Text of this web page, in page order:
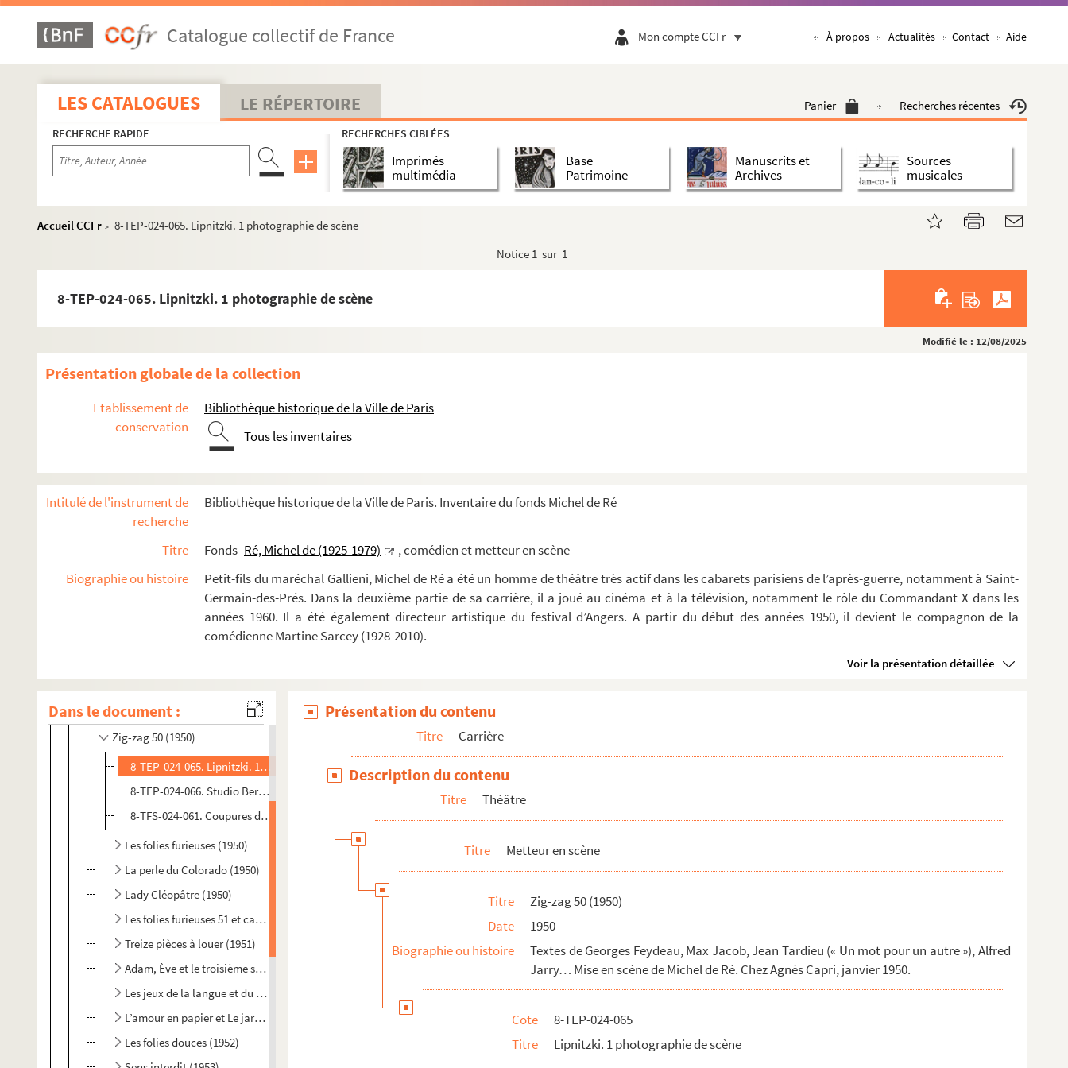
Catalogue collectif de France Mon compte CCFr À propos Actualités Contact Aide
LES CATALOGUES LE RÉPERTOIRE Panier Recherches récentes
RECHERCHE RAPIDE RECHERCHES CIBLÉES
Imprimés
multimédia
Base
Patrimoine
Manuscrits et
Archives
Sources
musicales
Accueil CCFr > 8-TEP-024-065. Lipnitzki. 1 photographie de scène
Notice 1 sur 1
8-TEP-024-065. Lipnitzki. 1 photographie de scène
Modifié le : 12/08/2025
Présentation globale de la collection
Etablissement de
conservation
Bibliothèque historique de la Ville de Paris
Tous les inventaires
Intitulé de l'instrument de
recherche
Bibliothèque historique de la Ville de Paris. Inventaire du fonds Michel de Ré
Titre Fonds Ré, Michel de (1925-1979)
, comédien et metteur en scène
Biographie ou histoire
Petit-fils du maréchal Gallieni, Michel de Ré a été un homme de théâtre très actif dans les cabarets parisiens de l’après-guerre, notamment à Saint-
Germain-des-Prés. Dans la deuxième partie de sa carrière, il a joué au cinéma et à la télévision, notamment le rôle du Commandant X dans les
années 1960. Il a été également directeur artistique du festival d’Angers. A partir du début des années 1950, il devient le compagnon de la
comédienne Martine Sarcey (1928-2010).
Voir la présentation détaillée
Dans le document :
Théâtre
Producteur, directeur de compagnie, de théâtre, de festival
On fait le ménage en enfer (1947)
En famille (1947)
Les Espagnols en Danemark (1948)
Les nuits de Saint-Germain-des-Prés (1950)
Une cave à Saint-Germain-des-Prés (1950 ?)
Zig-zag 50 (1950)
8-TEP-024-065. Lipnitzki. 1 photographie de scène
8-TEP-024-066. Studio Bernand. 1 photographie de scène pour « Un mot pour un autre »
8-TFS-024-061. Coupures de presse
Les folies furieuses (1950)
La perle du Colorado (1950)
Lady Cléopâtre (1950)
Les folies furieuses 51 et canevas du demi siècle (1950)
Treize pièces à louer (1951)
Adam, Ève et le troisième sexe (1951)
Les jeux de la langue et du hasard (1951)
L’amour en papier et Le jardin du roi (1952)
Les folies douces (1952)
Présentation du contenu
Titre Carrière
Description du contenu
Titre Théâtre
Titre Metteur en scène
Titre
Zig-zag 50 (1950)
Date
1950
Biographie ou histoire
Textes de Georges Feydeau, Max Jacob, Jean Tardieu (« Un mot pour un autre »), Alfred
Jarry… Mise en scène de Michel de Ré. Chez Agnès Capri, janvier 1950.
Cote
8-TEP-024-065
Titre
Lipnitzki. 1 photographie de scène